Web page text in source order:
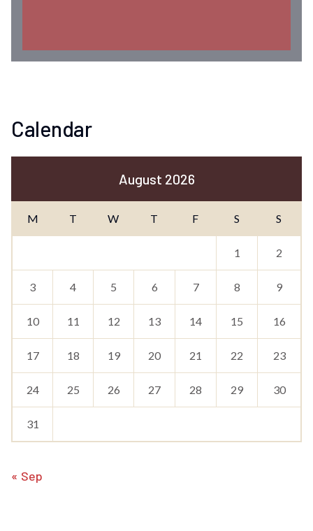
Calendar
August 2026
M T W T F S S
1 2
3 4 5 6 7 8 9
10 11 12 13 14 15 16
17 18 19 20 21 22 23
24 25 26 27 28 29 30
31
« Sep